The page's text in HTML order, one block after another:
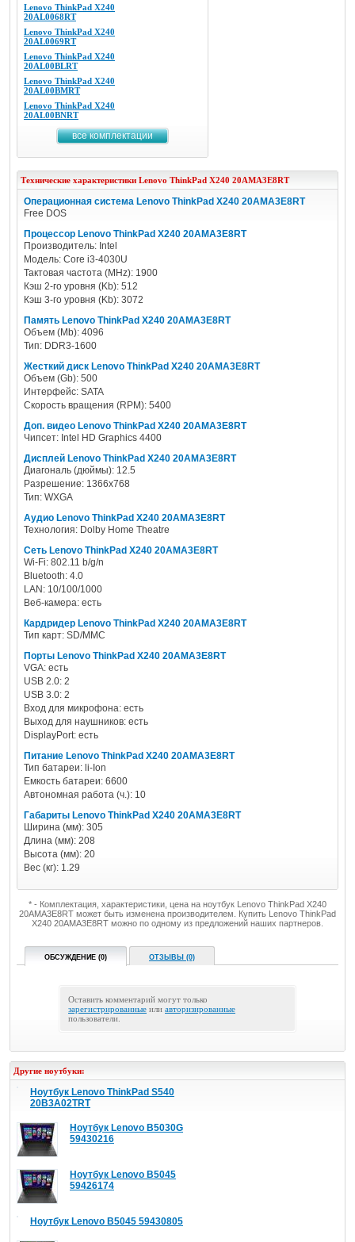
Lenovo ThinkPad X240
20AL0068RT
Lenovo ThinkPad X240
20AL0069RT
Lenovo ThinkPad X240
20AL00BLRT
Lenovo ThinkPad X240
20AL00BMRT
Lenovo ThinkPad X240
20AL00BNRT
все комплектации
Технические характеристики Lenovo ThinkPad X240 20AMA3E8RT
Операционная система Lenovo ThinkPad X240 20AMA3E8RT
Free DOS
Процессор Lenovo ThinkPad X240 20AMA3E8RT
Производитель: Intel
Модель: Core i3-4030U
Тактовая частота (MHz): 1900
Кэш 2-го уровня (Kb): 512
Кэш 3-го уровня (Kb): 3072
Память Lenovo ThinkPad X240 20AMA3E8RT
Объем (Mb): 4096
Тип: DDR3-1600
Жесткий диск Lenovo ThinkPad X240 20AMA3E8RT
Объем (Gb): 500
Интерфейс: SATA
Скорость вращения (RPM): 5400
Доп. видео Lenovo ThinkPad X240 20AMA3E8RT
Чипсет: Intel HD Graphics 4400
Дисплей Lenovo ThinkPad X240 20AMA3E8RT
Диагональ (дюймы): 12.5
Разрешение: 1366x768
Тип: WXGA
Аудио Lenovo ThinkPad X240 20AMA3E8RT
Технология: Dolby Home Theatre
Сеть Lenovo ThinkPad X240 20AMA3E8RT
Wi-Fi: 802.11 b/g/n
Bluetooth: 4.0
LAN: 10/100/1000
Веб-камера: есть
Кардридер Lenovo ThinkPad X240 20AMA3E8RT
Тип карт: SD/MMC
Порты Lenovo ThinkPad X240 20AMA3E8RT
VGA: есть
USB 2.0: 2
USB 3.0: 2
Вход для микрофона: есть
Выход для наушников: есть
DisplayPort: есть
Питание Lenovo ThinkPad X240 20AMA3E8RT
Тип батареи: li-Ion
Емкость батареи: 6600
Автономная работа (ч.): 10
Габариты Lenovo ThinkPad X240 20AMA3E8RT
Ширина (мм): 305
Длина (мм): 208
Высота (мм): 20
Вес (кг): 1.29
* - Комплектация, характеристики, цена на ноутбук Lenovo ThinkPad X240
20AMA3E8RT может быть изменена производителем. Купить Lenovo ThinkPad
X240 20AMA3E8RT можно по одному из предложений наших партнеров.
ОБСУЖДЕНИЕ (0) ОТЗЫВЫ (0)
Оставить комментарий могут только
зарегистрированные или авторизированные
пользователи.
Другие ноутбуки:
Ноутбук Lenovo ThinkPad S540
20B3A02TRT
Ноутбук Lenovo B5030G
59430216
Ноутбук Lenovo B5045
59426174
Ноутбук Lenovo B5045 59430805